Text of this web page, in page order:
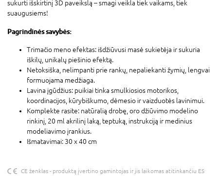
sukurti išskirtinį 3D paveikslą – smagi veikla tiek vaikams, tiek
suaugusiems!
Pagrindinės savybės:
Trimačio meno efektas: išdžiūvusi masė sukietėja ir sukuria
iškilų, unikalų piešinio efektą.
Netoksiška, nelimpanti prie rankų, nepaliekanti žymių, lengvai
formuojama medžiaga.
Lavina įgūdžius: puikiai tinka smulkiosios motorikos,
koordinacijos, kūrybiškumo, dėmesio ir vaizduotės lavinimui.
Komplekte rasite: natūralią drobę, oro džiūvimo modelino
rinkinį, 20 ml akrilinį laką, teptuką, instrukciją ir medinius
modeliavimo įrankius.
Išmatavimai: 30 x 40 cm
CE ženklas - produktą įvertino gamintojas ir jis laikomas atitinkančiu ES